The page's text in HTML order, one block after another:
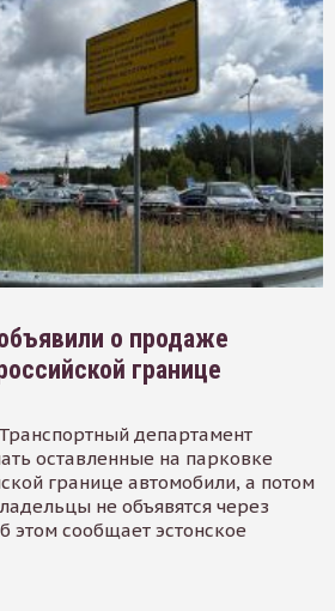
о продаже
границе
департамент
оставленные на парковке
границе автомобили, а потом
не объявятся через
этом сообщает эстонское